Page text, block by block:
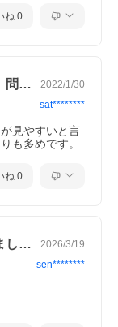
ね 0
総復習用に、購入しました。子供が、問題… 2022/1/30
sat********
見やすいと言
も多めです。
ね 0
春休み中に苦手克服のために購入しました… 2026/3/19
sen********